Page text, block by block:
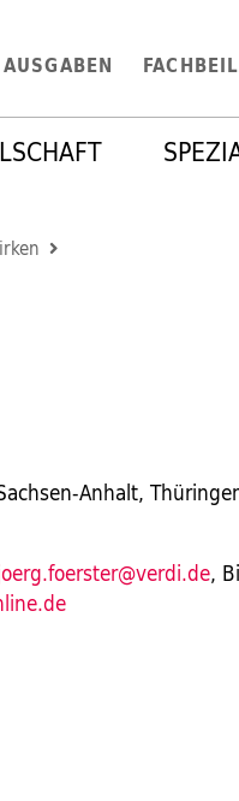
AUSGABEN
Anhalt,
,